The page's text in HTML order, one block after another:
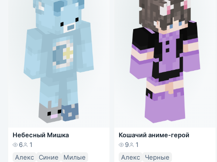
Небесный Мишка
6
1
Алекс
Синие Милые
Кошачий аниме-герой
9
1
Алекс
Черные